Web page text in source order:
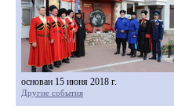
основан 15 июня 2018 г.
Другие события